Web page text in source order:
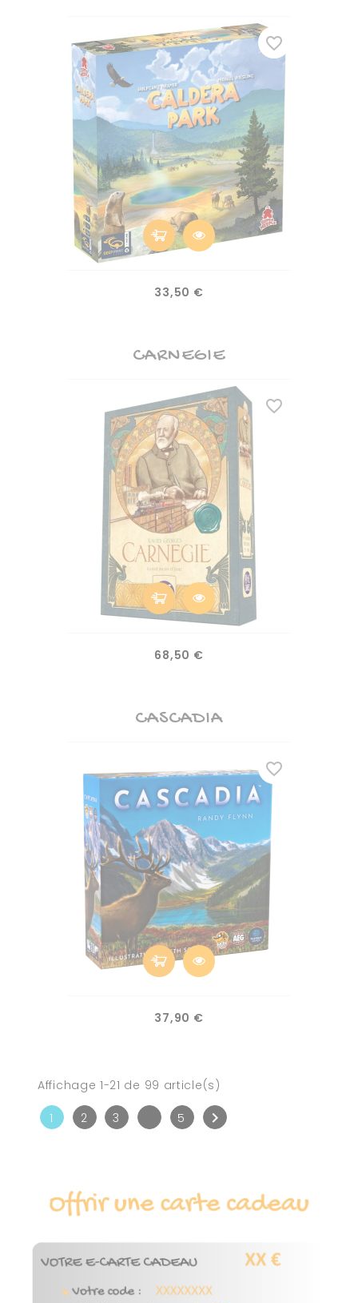
33,50 €
favorite_border
CARNEGIE
68,50 €
favorite_border
CASCADIA
37,90 €
favorite_border
Affichage 1-21 de 99 article(s)
1 2 3 5 